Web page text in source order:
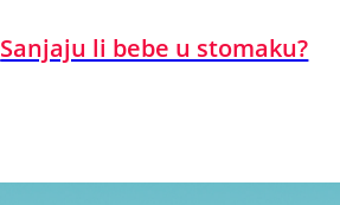
Sanjaju li bebe u stomaku?